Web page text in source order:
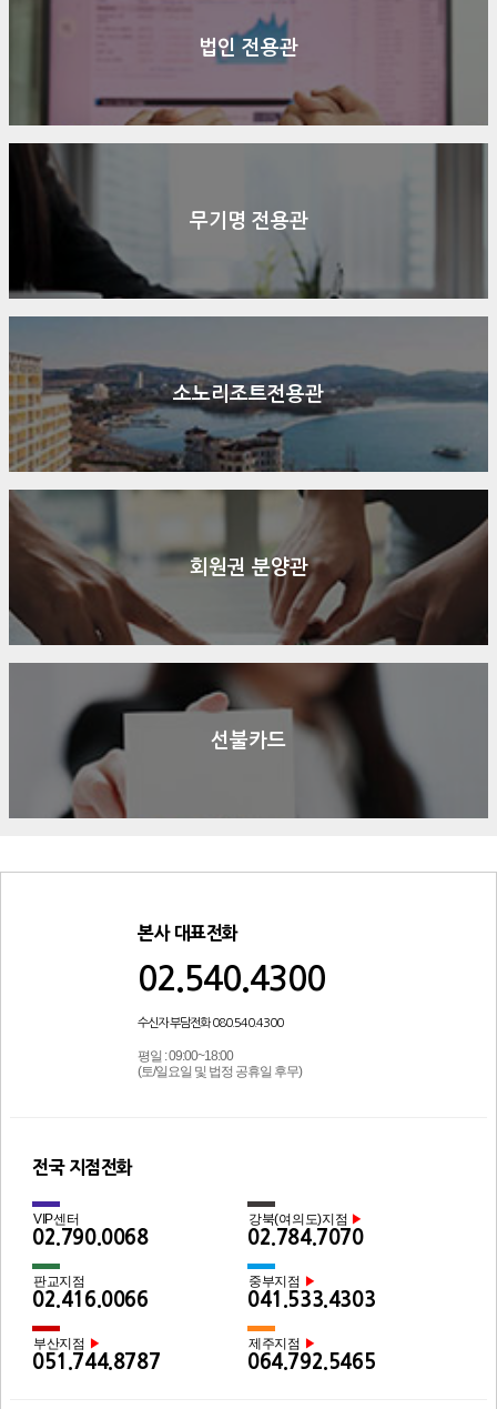
법인 전용관
무기명 전용관
소노리조트전용관
회원권 분양관
선불카드
본사 대표전화
02.540.4300
수신자 부담전화 080.540.4300
평일 : 09:00~18:00
(토/일요일 및 법정 공휴일 후무)
전국 지점전화
VIP센터
02.790.0068
강북(여의도)지점 ▶
02.784.7070
판교지점
02.416.0066
중부지점 ▶
041.533.4303
부산지점 ▶
051.744.8787
제주지점 ▶
064.792.5465